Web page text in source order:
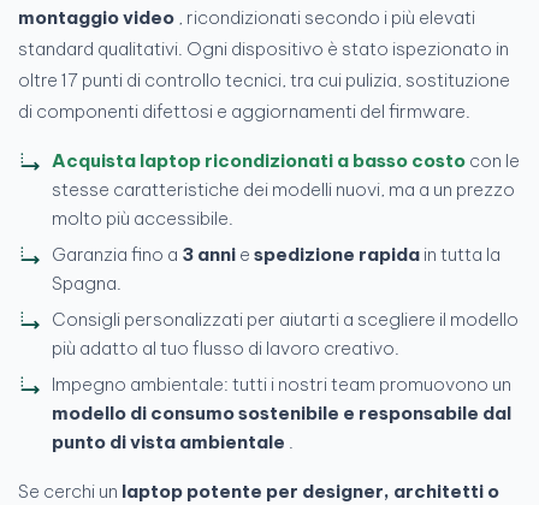
montaggio video , ricondizionati secondo i più elevati
standard qualitativi. Ogni dispositivo è stato ispezionato in
oltre 17 punti di controllo tecnici, tra cui pulizia, sostituzione
di componenti difettosi e aggiornamenti del firmware.
Acquista laptop ricondizionati a basso costo con le
stesse caratteristiche dei modelli nuovi, ma a un prezzo
molto più accessibile.
Garanzia fino a 3 anni e spedizione rapida in tutta la
Spagna.
Consigli personalizzati per aiutarti a scegliere il modello
più adatto al tuo flusso di lavoro creativo.
Impegno ambientale: tutti i nostri team promuovono un
modello di consumo sostenibile e responsabile dal
punto di vista ambientale .
Se cerchi un laptop potente per designer, architetti o